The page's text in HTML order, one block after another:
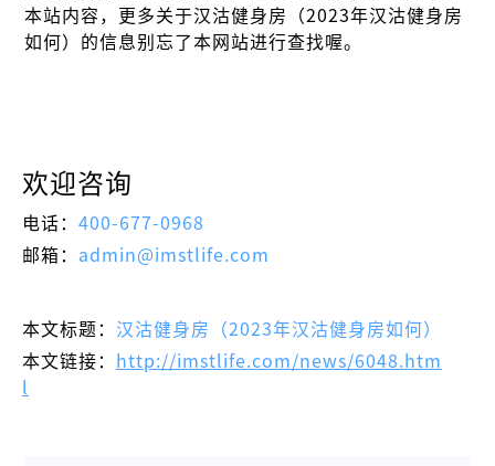
本站内容，更多关于汉沽健身房（2023年汉沽健身房
如何）的信息别忘了本网站进行查找喔。
欢迎咨询
电话： 400-677-0968
邮箱： admin@imstlife.com
本文标题： 汉沽健身房（2023年汉沽健身房如何）
本文链接：
http://imstlife.com/news/6048.htm